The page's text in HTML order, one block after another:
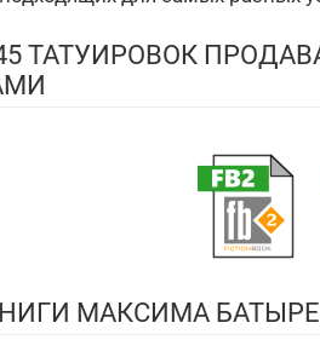
ТАТУИРОВОК
МАКСИМА